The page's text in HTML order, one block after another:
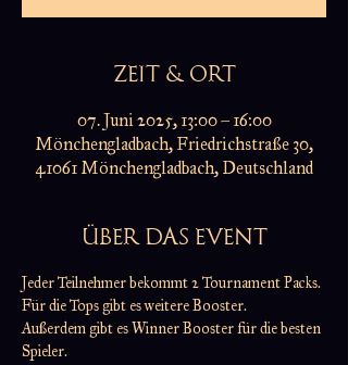
ZEIT & ORT
07. Juni 2025, 13:00 – 16:00
Mönchengladbach, Friedrichstraße 30,
41061 Mönchengladbach, Deutschland
ÜBER DAS EVENT
Jeder Teilnehmer bekommt 2 Tournament Packs.
Für die Tops gibt es weitere Booster.
Außerdem gibt es Winner Booster für die besten
Spieler.